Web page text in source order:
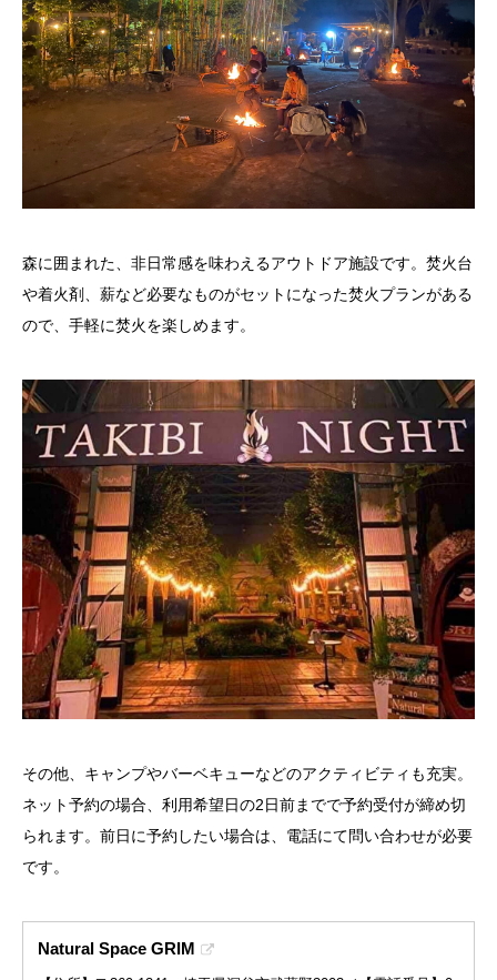
森に囲まれた、非日常感を味わえるアウトドア施設です。焚火台
や着火剤、薪など必要なものがセットになった焚火プランがある
ので、手軽に焚火を楽しめます。
その他、キャンプやバーベキューなどのアクティビティも充実。
ネット予約の場合、利用希望日の2日前までで予約受付が締め切
られます。​前日に予約したい場合は、電話にて問い合わせが必要
です。
Natural Space GRIM